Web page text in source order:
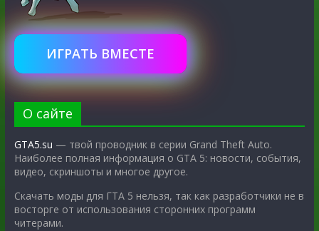
ИГРАТЬ ВМЕСТЕ
О сайте
GTA5.su — твой проводник в серии Grand Theft Auto.
Наиболее полная информация о GTA 5: новости, события,
видео, скриншоты и многое другое.
Скачать моды для ГТА 5 нельзя, так как разработчики не в
восторге от использования сторонних программ
читерами.